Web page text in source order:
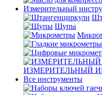
Измерительный
Щупы
ИЗМЕРИТЕЛЬНЫЙ
Все инструменты